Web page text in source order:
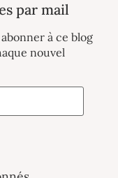
par mail
à ce blog
nouvel